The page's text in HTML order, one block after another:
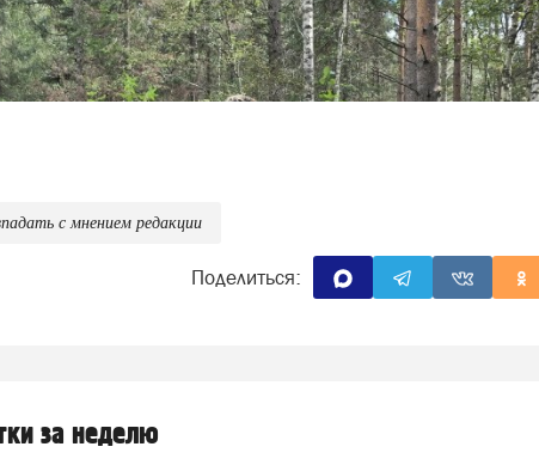
с мнением редакции
Поделиться:
за неделю